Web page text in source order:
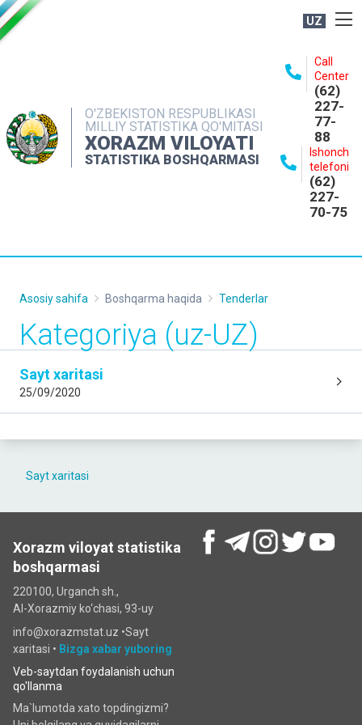
UZ
O'ZBEKISTON RESPUBLIKASI
MILLIY STATISTIKA QO'MITASI
XORAZM VILOYATI
STATISTIKA BOSHQARMASI
Call
Center
(62)
227-
77-
88
Ishonch
telefoni
(62)
227-
70-75
NASHRLAR
INTERAKTIV XIZMATLAR
MATBUOT XIZMATI
Sayt xaritasi
Asosiy sahifa Boshqarma haqida Tenderlar
Kategoriya (uz-UZ)
Sayt xaritasi
25/09/2020
Xorazm viloyat statistika
boshqarmasi
220100, Urganch sh.,
Al-Xorazmiy ko‘chаsi, 93-uy
info@xorazmstat.uz •Sayt
xaritasi • Bizga xabar yuboring
Veb-saytdan foydalanish uchun
qo'llanma
Ma`lumotda xato topdingizmi?